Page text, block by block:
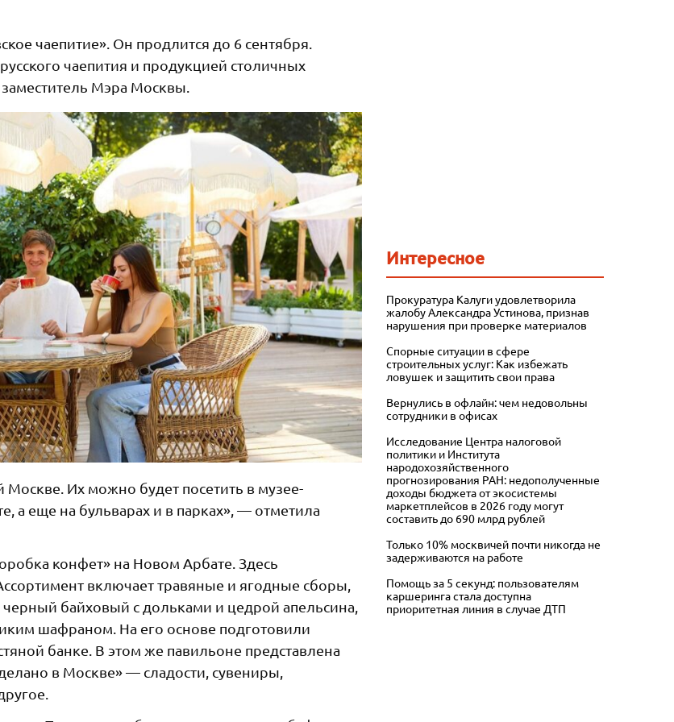
чаепитие». Он продлится до 6 сентября.
чаепития и продукцией столичных
Мэра Москвы.
Их можно будет посетить в музее-
а еще на бульварах и в парках», — отметила
конфет» на Новом Арбате. Здесь
включает травяные и ягодные сборы,
байховый с дольками и цедрой апельсина,
шафраном. На его основе подготовили
банке. В этом же павильоне представлена
в Москве» — сладости, сувениры,
Интересное
Прокуратура Калуги удовлетворила
жалобу Александра Устинова, признав
нарушения при проверке материалов
Спорные ситуации в сфере
строительных услуг: Как избежать
ловушек и защитить свои права
Вернулись в офлайн: чем недовольны
сотрудники в офисах
Исследование Центра налоговой
политики и Института
народохозяйственного
прогнозирования РАН: недополученные
доходы бюджета от экосистемы
маркетплейсов в 2026 году могут
составить до 690 млрд рублей
Только 10% москвичей почти никогда не
задерживаются на работе
Помощь за 5 секунд: пользователям
каршеринга стала доступна
приоритетная линия в случае ДТП